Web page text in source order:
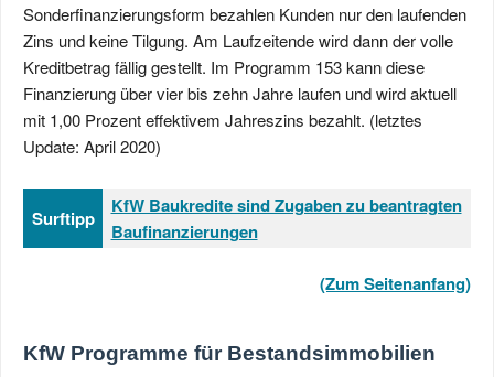
Sonderfinanzierungsform bezahlen Kunden nur den laufenden
Zins und keine Tilgung. Am Laufzeitende wird dann der volle
Kreditbetrag fällig gestellt. Im Programm 153 kann diese
Finanzierung über vier bis zehn Jahre laufen und wird aktuell
mit 1,00 Prozent effektivem Jahreszins bezahlt. (letztes
Update: April 2020)
Surftipp
KfW Baukredite sind Zugaben zu beantragten
Baufinanzierungen
(Zum Seitenanfang)
KfW Programme für Bestandsimmobilien